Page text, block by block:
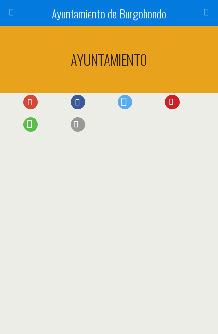
Ayuntamiento de Burgohondo
AYUNTAMIENTO